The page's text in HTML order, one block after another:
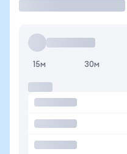
15м 30м